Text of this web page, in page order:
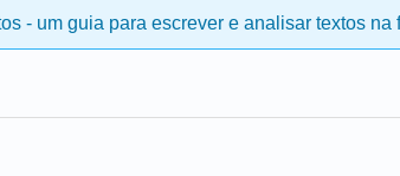
- um guia para escrever e analisar textos na